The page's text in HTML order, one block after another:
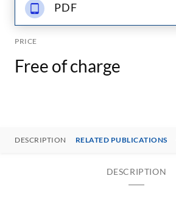
PDF
PRICE
Free of charge
DESCRIPTION RELATED PUBLICATIONS
DESCRIPTION